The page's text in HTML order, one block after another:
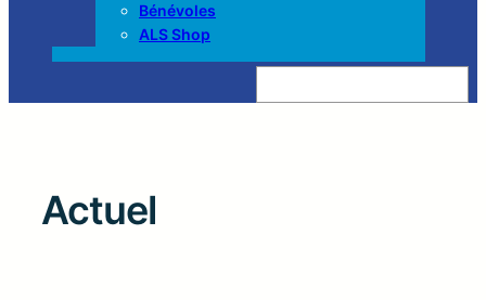
Bénévoles
ALS Shop
Z
e
Actuel